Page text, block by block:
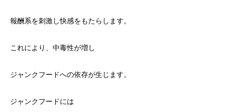
報酬系を刺激し快感をもたらします。
これにより、中毒性が増し
ジャンクフードへの依存が生じます。
ジャンクフードには